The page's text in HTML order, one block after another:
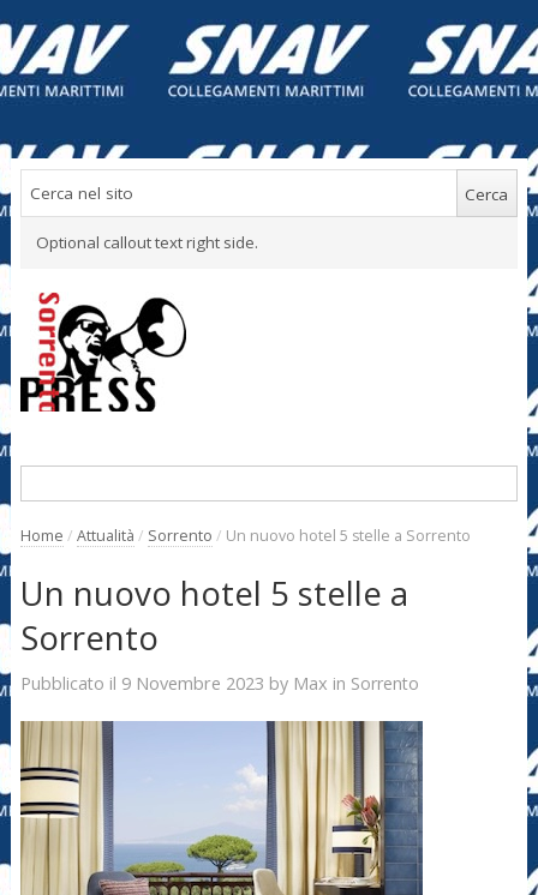
Optional callout text right side.
Home / Attualità / Sorrento / Un nuovo hotel 5 stelle a Sorrento
Un nuovo hotel 5 stelle a
Sorrento
Pubblicato il 9 Novembre 2023 by Max in Sorrento